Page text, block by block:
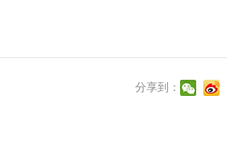
分享到：